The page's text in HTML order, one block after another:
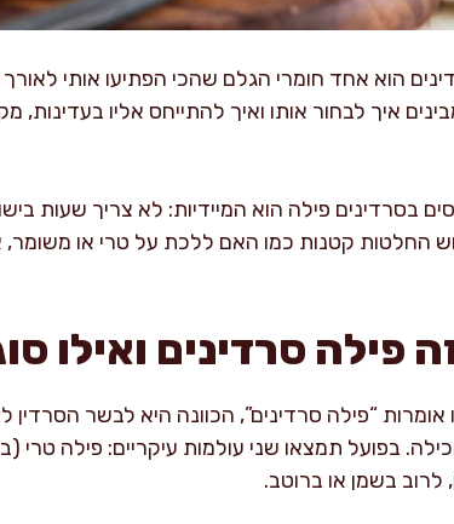
הוא אחד חומרי הגלם שהכי הפתיעו אותי
איך לבחור אותו ואיך להתייחס אליו
בסרדינים פילה הוא המיידיות: לא צריך שעות
החלטות קטנות כמו האם ללכת על טרי או משומר,
פילה סרדינים ואילו
אומרות “פילה סרדינים”, הכוונה היא לבשר
בפועל תמצאו שני עולמות עיקריים: פילה
לרוב בשמן או ברוטב.